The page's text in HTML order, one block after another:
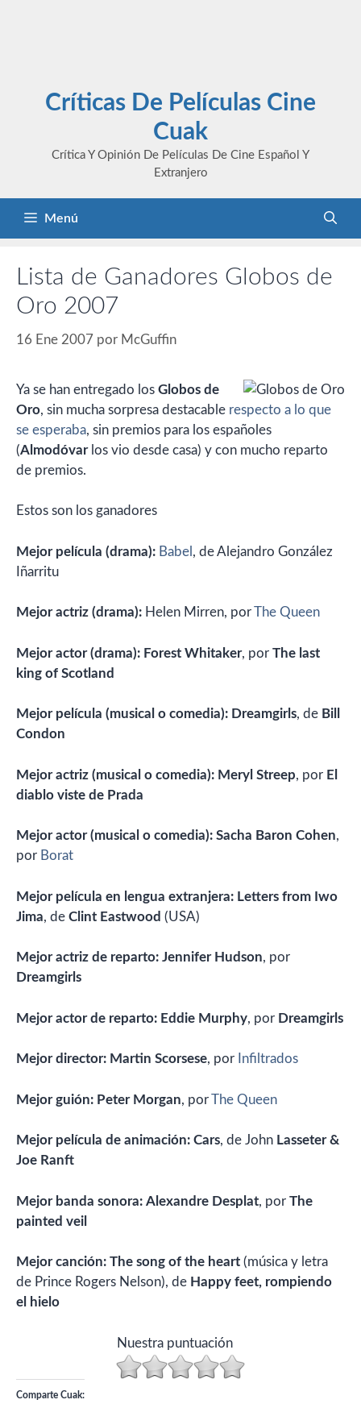
Críticas De Películas Cine
Cuak
Crítica Y Opinión De Películas De Cine Español Y
Extranjero
Menú
Lista de Ganadores Globos de
Oro 2007
16 Ene 2007 por McGuffin
Ya se han entregado los Globos de
Oro, sin mucha sorpresa destacable respecto a lo que
se esperaba, sin premios para los españoles
(Almodóvarlos vio desde casa) y con mucho reparto
de premios.
Estos son los ganadores
Mejor película (drama): Babel , de Alejandro González
Iñarritu
Mejor actriz (drama): Helen Mirren, porThe Queen
Mejor actor (drama): Forest Whitaker, por The last
king of Scotland
Mejor película (musical o comedia): Dreamgirls, de Bill
Condon
Mejor actriz (musical o comedia): Meryl Streep, por El
diablo viste de Prada
Mejor actor (musical o comedia): Sacha Baron Cohen,
por Borat
Mejor película en lengua extranjera: Letters from Iwo
Jima, de Clint Eastwood (USA)
Mejor actriz de reparto: Jennifer Hudson, por
Dreamgirls
Mejor actor de reparto: Eddie Murphy, por Dreamgirls
Mejor director: Martin Scorsese, por Infiltrados
Mejor guión: Peter Morgan, porThe Queen
Mejor película de animación: Cars, de John Lasseter &
Joe Ranft
Mejor banda sonora: Alexandre Desplat, por The
painted veil
Mejor canción: The song of the heart (música y letra
de Prince Rogers Nelson), de Happy feet, rompiendo
el hielo
Nuestra puntuación
Comparte Cuak: